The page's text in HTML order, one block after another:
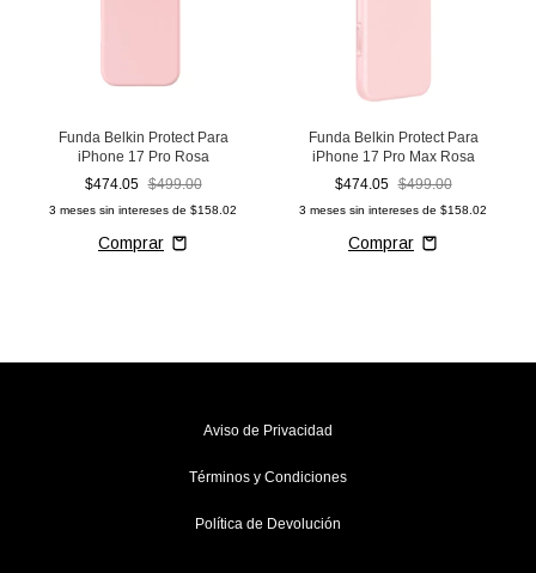
Funda Belkin Protect Para
iPhone 17 Pro Rosa
$474.05 $499.00
3 meses sin intereses de $158.02
Funda Belkin Protect Para
iPhone 17 Pro Max Rosa
$474.05 $499.00
3 meses sin intereses de $158.02
Aviso de Privacidad
Términos y Condiciones
Política de Devolución